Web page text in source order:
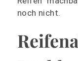
noch nicht.